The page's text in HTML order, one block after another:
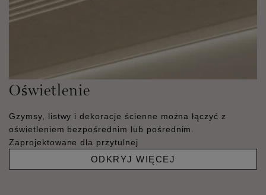
Oświetlenie
Gzymsy, listwy i dekoracje ścienne można łączyć z
oświetleniem bezpośrednim lub pośrednim.
Zaprojektowane dla przytulnej
ODKRYJ WIĘCEJ